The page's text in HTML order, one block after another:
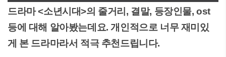
드라마 <소년시대>의 줄거리, 결말, 등장인물, ost
등에 대해 알아봤는데요. 개인적으로 너무 재미있
게 본 드라마라서 적극 추천드립니다.